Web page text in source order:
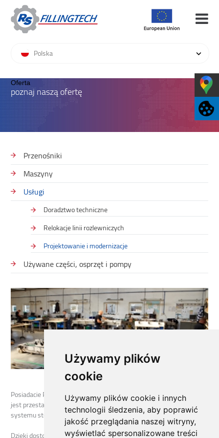
Używamy plików
cookie
Używamy plików cookie i innych
technologii śledzenia, aby poprawić
jakość przeglądania naszej witryny,
wyświetlać spersonalizowane treści
Polska
Oferta
poznaj naszą ofertę
Przenośniki
Maszyny
Usługi
Doradztwo techniczne
Relokacje linii rozlewniczych
Projektowanie i modernizacje
Używane części, osprzęt i pompy
Posiadacie Państwo linię, która nie spełnia waszych wymagań lub
jest przestarzała? Planujecie wymianę maszyn, transporterów lub
systemu sterowania?
Dzięki dostosowaniu się do potrzeb odbiorcy oraz systemowi